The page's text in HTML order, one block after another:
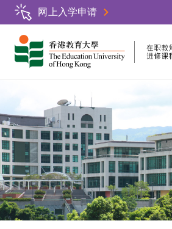
网上入学申请